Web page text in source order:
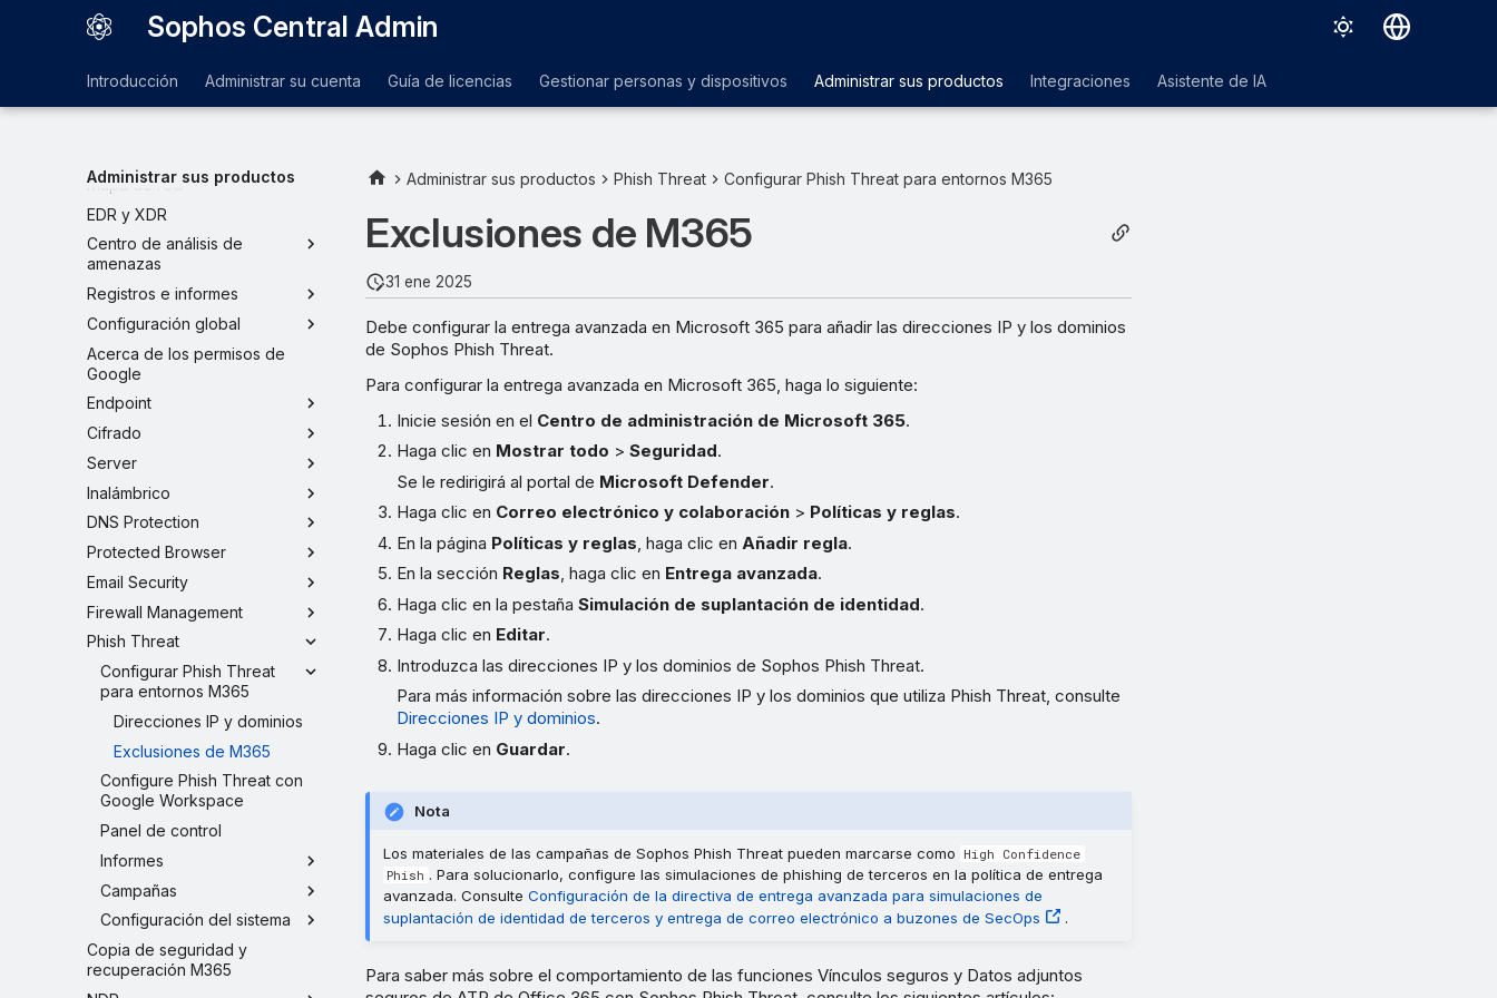
Sophos Central Admin
Introducción Administrar su cuenta Guía de licencias Gestionar personas y dispositivos Administrar sus productos Integraciones Asistente de IA
Administrar sus productos
Mapa de red
EDR y XDR
Centro de análisis de
amenazas
Registros e informes
Configuración global
Acerca de los permisos de
Google
Endpoint
Cifrado
Server
Inalámbrico
DNS Protection
Protected Browser
Email Security
Firewall Management
Phish Threat
Configurar Phish Threat
para entornos M365
Direcciones IP y dominios
Exclusiones de M365
Configure Phish Threat con
Google Workspace
Panel de control
Informes
Campañas
Configuración del sistema
Copia de seguridad y
recuperación M365
Administrar sus productos Phish Threat Configurar Phish Threat para entornos M365
Exclusiones de M365
31 ene 2025
Debe configurar la entrega avanzada en Microsoft 365 para añadir las direcciones IP y los dominios
de Sophos Phish Threat.
Para configurar la entrega avanzada en Microsoft 365, haga lo siguiente:
Inicie sesión en el Centro de administración de Microsoft 365.
Haga clic en Mostrar todo >Seguridad.
Se le redirigirá al portal de Microsoft Defender.
Haga clic en Correo electrónico y colaboración > Políticas y reglas.
En la página Políticas y reglas , haga clic en Añadir regla.
En la sección Reglas, haga clic en Entrega avanzada.
Haga clic en la pestañaSimulación de suplantación de identidad.
Haga clic en Editar.
Introduzca las direcciones IP y los dominios de Sophos Phish Threat.
Para más información sobre las direcciones IP y los dominios que utiliza Phish Threat, consulte
Direcciones IP y dominios.
Haga clic en Guardar.
Nota
Los materiales de las campañas de Sophos Phish Threat pueden marcarse como High Confidence
Phish . Para solucionarlo, configure las simulaciones de phishing de terceros en la política de entrega
avanzada. Consulte Configuración de la directiva de entrega avanzada para simulaciones de
suplantación de identidad de terceros y entrega de correo electrónico a buzones de SecOps
.
Para saber más sobre el comportamiento de las funciones Vínculos seguros y Datos adjuntos